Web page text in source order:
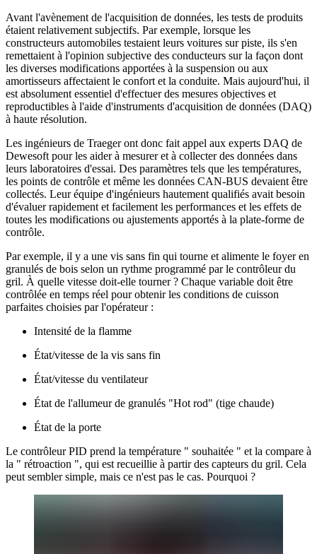
Avant l'avènement de l'acquisition de données, les tests de produits
étaient relativement subjectifs. Par exemple, lorsque les
constructeurs automobiles testaient leurs voitures sur piste, ils s'en
remettaient à l'opinion subjective des conducteurs sur la façon dont
les diverses modifications apportées à la suspension ou aux
amortisseurs affectaient le confort et la conduite. Mais aujourd'hui, il
est absolument essentiel d'effectuer des mesures objectives et
reproductibles à l'aide d'instruments d'acquisition de données (DAQ)
à haute résolution.
Les ingénieurs de Traeger ont donc fait appel aux experts DAQ de
Dewesoft pour les aider à mesurer et à collecter des données dans
leurs laboratoires d'essai. Des paramètres tels que les températures,
les points de contrôle et même les données CAN-BUS devaient être
collectés. Leur équipe d'ingénieurs hautement qualifiés avait besoin
d'évaluer rapidement et facilement les performances et les effets de
toutes les modifications ou ajustements apportés à la plate-forme de
contrôle.
Par exemple, il y a une vis sans fin qui tourne et alimente le foyer en
granulés de bois selon un rythme programmé par le contrôleur du
gril. À quelle vitesse doit-elle tourner ? Chaque variable doit être
contrôlée en temps réel pour obtenir les conditions de cuisson
parfaites choisies par l'opérateur :
Intensité de la flamme
État/vitesse de la vis sans fin
État/vitesse du ventilateur
État de l'allumeur de granulés "Hot rod" (tige chaude)
État de la porte
Le contrôleur PID prend la température " souhaitée " et la compare à
la " rétroaction ", qui est recueillie à partir des capteurs du gril. Cela
peut sembler simple, mais ce n'est pas le cas. Pourquoi ?